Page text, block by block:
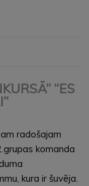
“ES
radošajam
komanda
kura ir šuvēja.